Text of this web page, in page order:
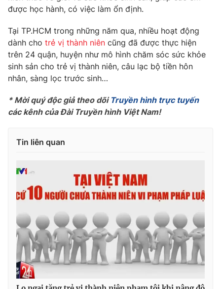
Thị trường
Chuyên mục khác
Emagazine Podcast
Photo Infographic
Video Shorts video
VTV Money
VTV Sức khoẻ Bất động sản
Thị trường 24h Tấm lòng Việt
VTV4 Vươn mình bằng AI
VTV9 VTV8
Liên hệ tòa soạn English
được học hành, có việc làm ổn định.
Tại TP.HCM trong những năm qua, nhiều hoạt động
dành cho trẻ vị thành niên cũng đã được thực hiện
trên 24 quận, huyện như mô hình chăm sóc sức khỏe
sinh sản cho trẻ vị thành niên, câu lạc bộ tiền hôn
nhân, sàng lọc trước sinh…
* Mời quý độc giả theo dõi Truyền hình trực tuyến
các kênh của Đài Truyền hình Việt Nam!
Tin liên quan